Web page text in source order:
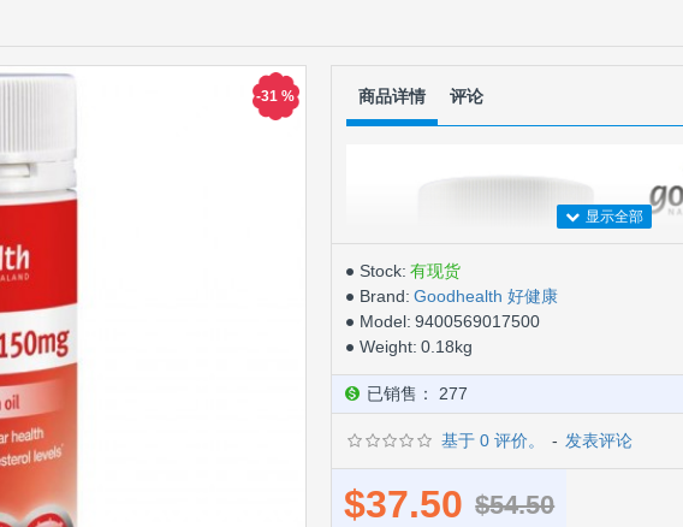
-31 % 商品详情 评论
Stock: 有现货
Brand: Goodhealth 好健康
Model: 9400569017500
Weight: 0.18kg
已销售： 277
基于 0 评价。 - 发表评论
$37.50 $54.50